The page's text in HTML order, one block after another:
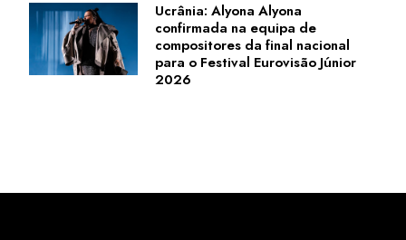
Ucrânia: Alyona Alyona
confirmada na equipa de
compositores da final nacional
para o Festival Eurovisão Júnior
2026